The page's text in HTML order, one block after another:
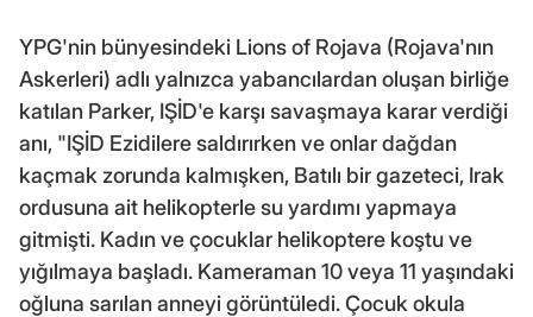
YPG'nin bünyesindeki Lions of Rojava (Rojava'nın
Askerleri) adlı yalnızca yabancılardan oluşan birliğe
katılan Parker, IŞİD'e karşı savaşmaya karar verdiği
anı, "IŞİD Ezidilere saldırırken ve onlar dağdan
kaçmak zorunda kalmışken, Batılı bir gazeteci, Irak
ordusuna ait helikopterle su yardımı yapmaya
gitmişti. Kadın ve çocuklar helikoptere koştu ve
yığılmaya başladı. Kameraman 10 veya 11 yaşındaki
oğluna sarılan anneyi görüntüledi. Çocuk okula